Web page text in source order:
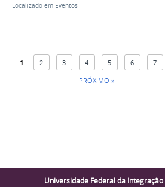
Localizado em Eventos
1 2 3 4 5 6
7
PRÓXIMO »
Universidade Federal da